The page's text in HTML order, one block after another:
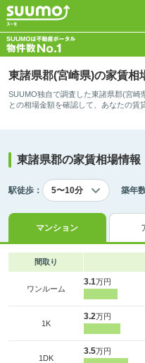
東諸県郡(宮崎県)の家賃相
SUUMO独自で調査した東諸県郡(宮
との相場金額を確認して、あなたの賃
東諸県郡の家賃相場情報
駅徒歩： 築年
マンション
間取り
ワンルーム
3.1万円
1K
3.2万円
1DK
3.5万円